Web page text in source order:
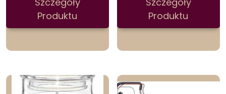
Produktu
Produktu